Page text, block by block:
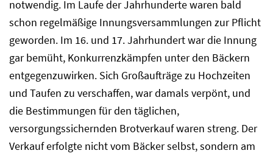
notwendig. Im Laufe der Jahrhunderte waren bald
schon regelmäßige Innungsversammlungen zur Pflicht
geworden. Im 16. und 17. Jahrhundert war die Innung
gar bemüht, Konkurrenzkämpfen unter den Bäckern
entgegenzuwirken. Sich Großaufträge zu Hochzeiten
und Taufen zu verschaffen, war damals verpönt, und
die Bestimmungen für den täglichen,
versorgungssichernden Brotverkauf waren streng. Der
Verkauf erfolgte nicht vom Bäcker selbst, sondern am